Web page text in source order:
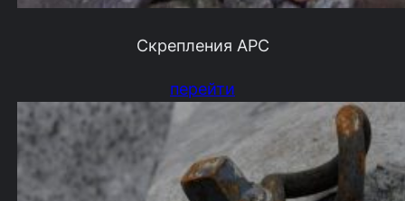
Скрепления АРС
перейти